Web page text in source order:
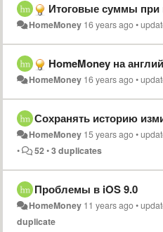
Итоговые суммы при
HomeMoney 16 years ago•
HomeMoney на английском и
HomeMoney 16 years ago•
HomeMoney 15 years ago•
•
52•3 duplicates
Проблемы в iOS 9.0
HomeMoney 11 years ago•
duplicate